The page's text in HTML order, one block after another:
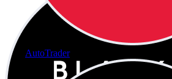
AutoTrader